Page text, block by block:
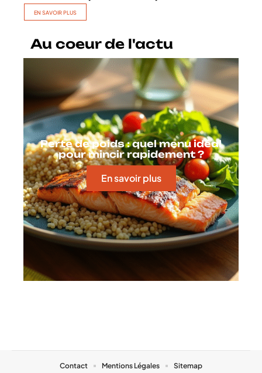
EN SAVOIR PLUS
Au coeur de l'actu
Perte de poids : quel menu idéal
pour mincir rapidement ?
En savoir plus
Contact Mentions Légales Sitemap